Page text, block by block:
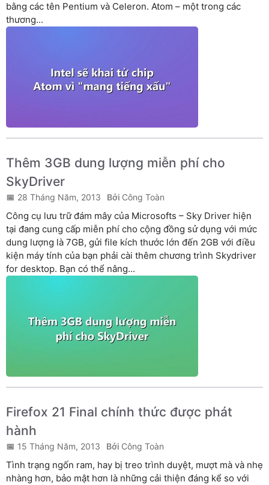
bằng các tên Pentium và Celeron. Atom – một trong các
thương...
Thêm 3GB dung lượng miễn phí cho
SkyDriver
28 Tháng Năm, 2013 Công Toàn
Công cụ lưu trữ đám mây của Microsofts – Sky Driver hiện
tại đang cung cấp miễn phí cho cộng đồng sử dụng với mức
dung lượng là 7GB, gửi file kích thước lớn đến 2GB với điều
kiện máy tính của bạn phải cài thêm chương trình Skydriver
for desktop. Bạn có thể nâng...
Firefox 21 Final chính thức được phát
hành
15 Tháng Năm, 2013 Công Toàn
Tình trạng ngốn ram, hay bị treo trình duyệt, mượt mà và nhẹ
nhàng hơn, bảo mật hơn là những cải thiện đáng kể so với